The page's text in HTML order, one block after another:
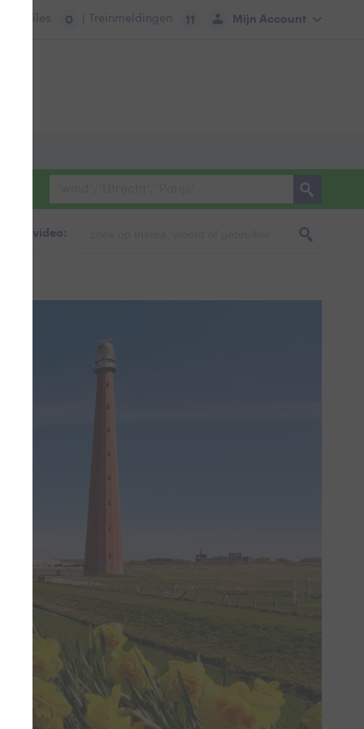
Mijn Account
Files 0 | Treinmeldingen 11
& video: